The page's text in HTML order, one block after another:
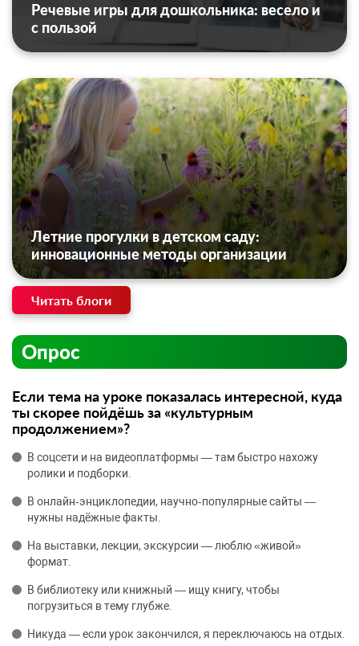
Речевые игры для дошкольника: весело и
с пользой
Летние прогулки в детском саду:
инновационные методы организации
Читать блоги
Опрос
Если тема на уроке показалась интересной, куда
ты скорее пойдёшь за «культурным
продолжением»?
В соцсети и на видеоплатформы — там быстро нахожу
ролики и подборки.
В онлайн‑энциклопедии, научно‑популярные сайты —
нужны надёжные факты.
На выставки, лекции, экскурсии — люблю «живой»
формат.
В библиотеку или книжный — ищу книгу, чтобы
погрузиться в тему глубже.
Никуда — если урок закончился, я переключаюсь на отдых.